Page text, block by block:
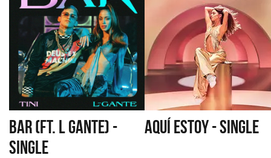
BAR (FT. L GANTE) -
SINGLE
AQUÍ ESTOY - SINGLE